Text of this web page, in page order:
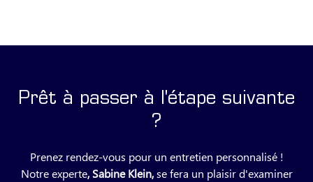
Prêt à passer à l'étape suivante
?
Prenez rendez-vous pour un entretien personnalisé !
Notre experte, Sabine Klein,se fera un plaisir d'examiner